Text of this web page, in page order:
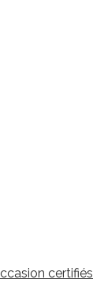
certifiés